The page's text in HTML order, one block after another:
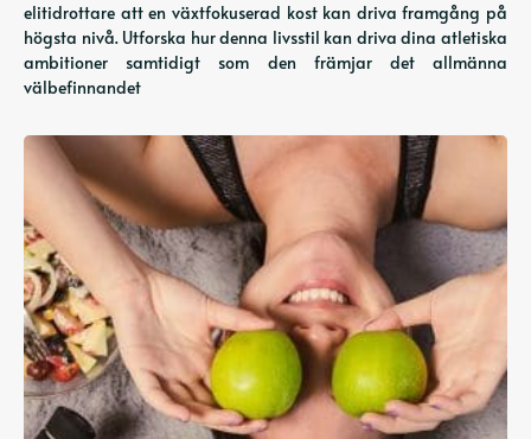
elitidrottare att en växtfokuserad kost kan driva framgång på
högsta nivå. Utforska hur denna livsstil kan driva dina atletiska
ambitioner samtidigt som den främjar det allmänna
välbefinnandet